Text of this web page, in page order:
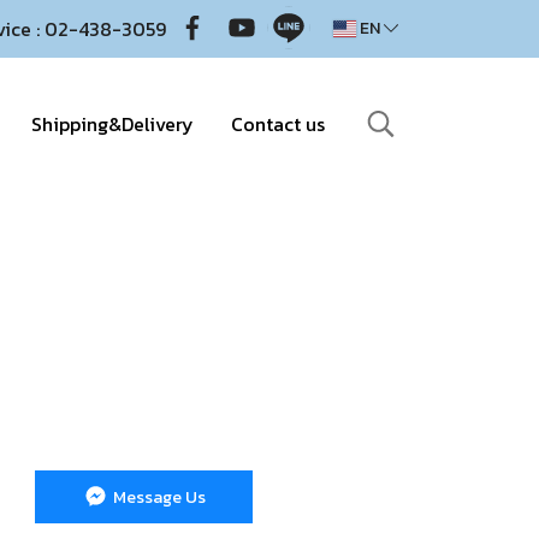
: 02-438-3059 EN
Shipping&Delivery Contact us
Message Us